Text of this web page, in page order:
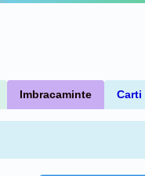
Imbracaminte Carti